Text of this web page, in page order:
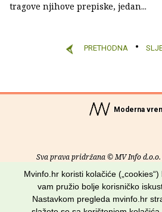
tragove njihove prepiske, jedan...
PRETHODNA
Moderna
Sva prava pridržana © MV Info
Uvjeti
Potraži nas na:
Mvinfo.hr koristi kolačiće („cookies“)
vam pružio bolje korisničko
Nastavkom pregleda mvinfo.hr